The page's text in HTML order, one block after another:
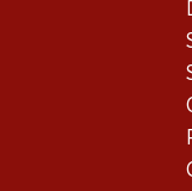
Le Raisin d’Or St-